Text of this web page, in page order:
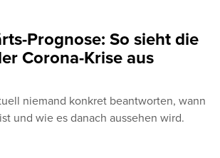
Prognose: So sieht die
Corona-Krise aus
niemand konkret beantworten, wann
und wie es danach aussehen wird.